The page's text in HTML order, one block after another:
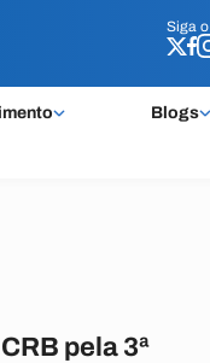
Siga o
Blogs
Siga o
pela 3ª